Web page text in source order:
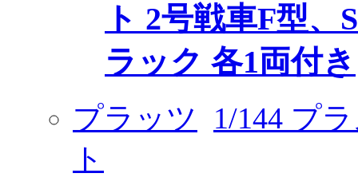
ト 2号戦車F型
ラック 各1両付き
プラッツ
1/144 プ
ト